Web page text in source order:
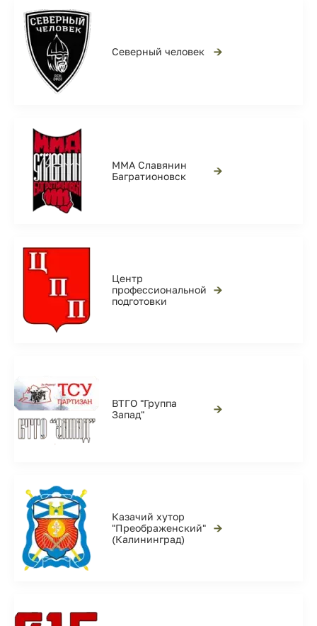
Северный человек →
ММА Славянин
Багратионовск
→
Центр
профессиональной
подготовки
→
ВТГО "Группа
Запад"
→
Казачий хутор
"Преображенский"
(Калининград)
→